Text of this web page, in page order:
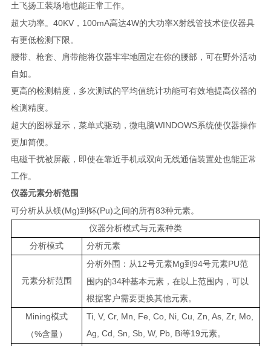
土飞扬工装场地也能正常工作。
超大功率。 40KV， 100mA高达4W的大功率X射线管技术使仪器具
有更低检测下限。
腰带、枪套、肩带能将仪器牢牢地固定在你的腰部，可在野外活动
自如。
更高的检测精度，多次测试的平均值统计功能可有效地提高仪器的
检测精度。
超大的图标显示，菜单式驱动，微电脑WINDOWS系统使仪器操作
更加简便。
电磁干扰被屏蔽，即使在靠近手机或双向无线通信装置处也能正常
工作。
仪器元素分析范围
可分析从从镁(Mg)到钚(Pu)之间的所有83种元素。
仪器分析模式与元素种类
分析模式
分析元素
元素分析范围
分析外围：从 12号元素Mg到 94号元素PU范
围内的34种基本元素，在以上范围内，可以
根据客户需要更换其他元素。
Mining模式
（%含量）
Ti, V, Cr, Mn, Fe, Co, Ni, Cu, Zn, As, Zr, Mo,
Ag, Cd, Sn, Sb, W, Pb, Bi等19元素。